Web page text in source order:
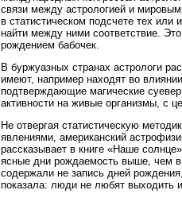
связи между астрологией и
в статистическом подсчете тех
найти между ними соответствие.
рождением бабочек.
В буржуазных странах астрологи
имеют, например находят во
подтверждающие магические
активности на живые организмы, с
Не отвергая статистическую
явлениями, американский
рассказывает в книге «Наше
ясные дни рождаемость выше, чем в
содержали не запись дней
показала: люди не любят выходить